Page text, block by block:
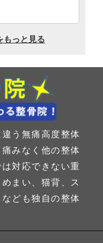
う無痛高度整体
みなく他の整体
対応できない重
まい、猫背、ス
ども独自の整体